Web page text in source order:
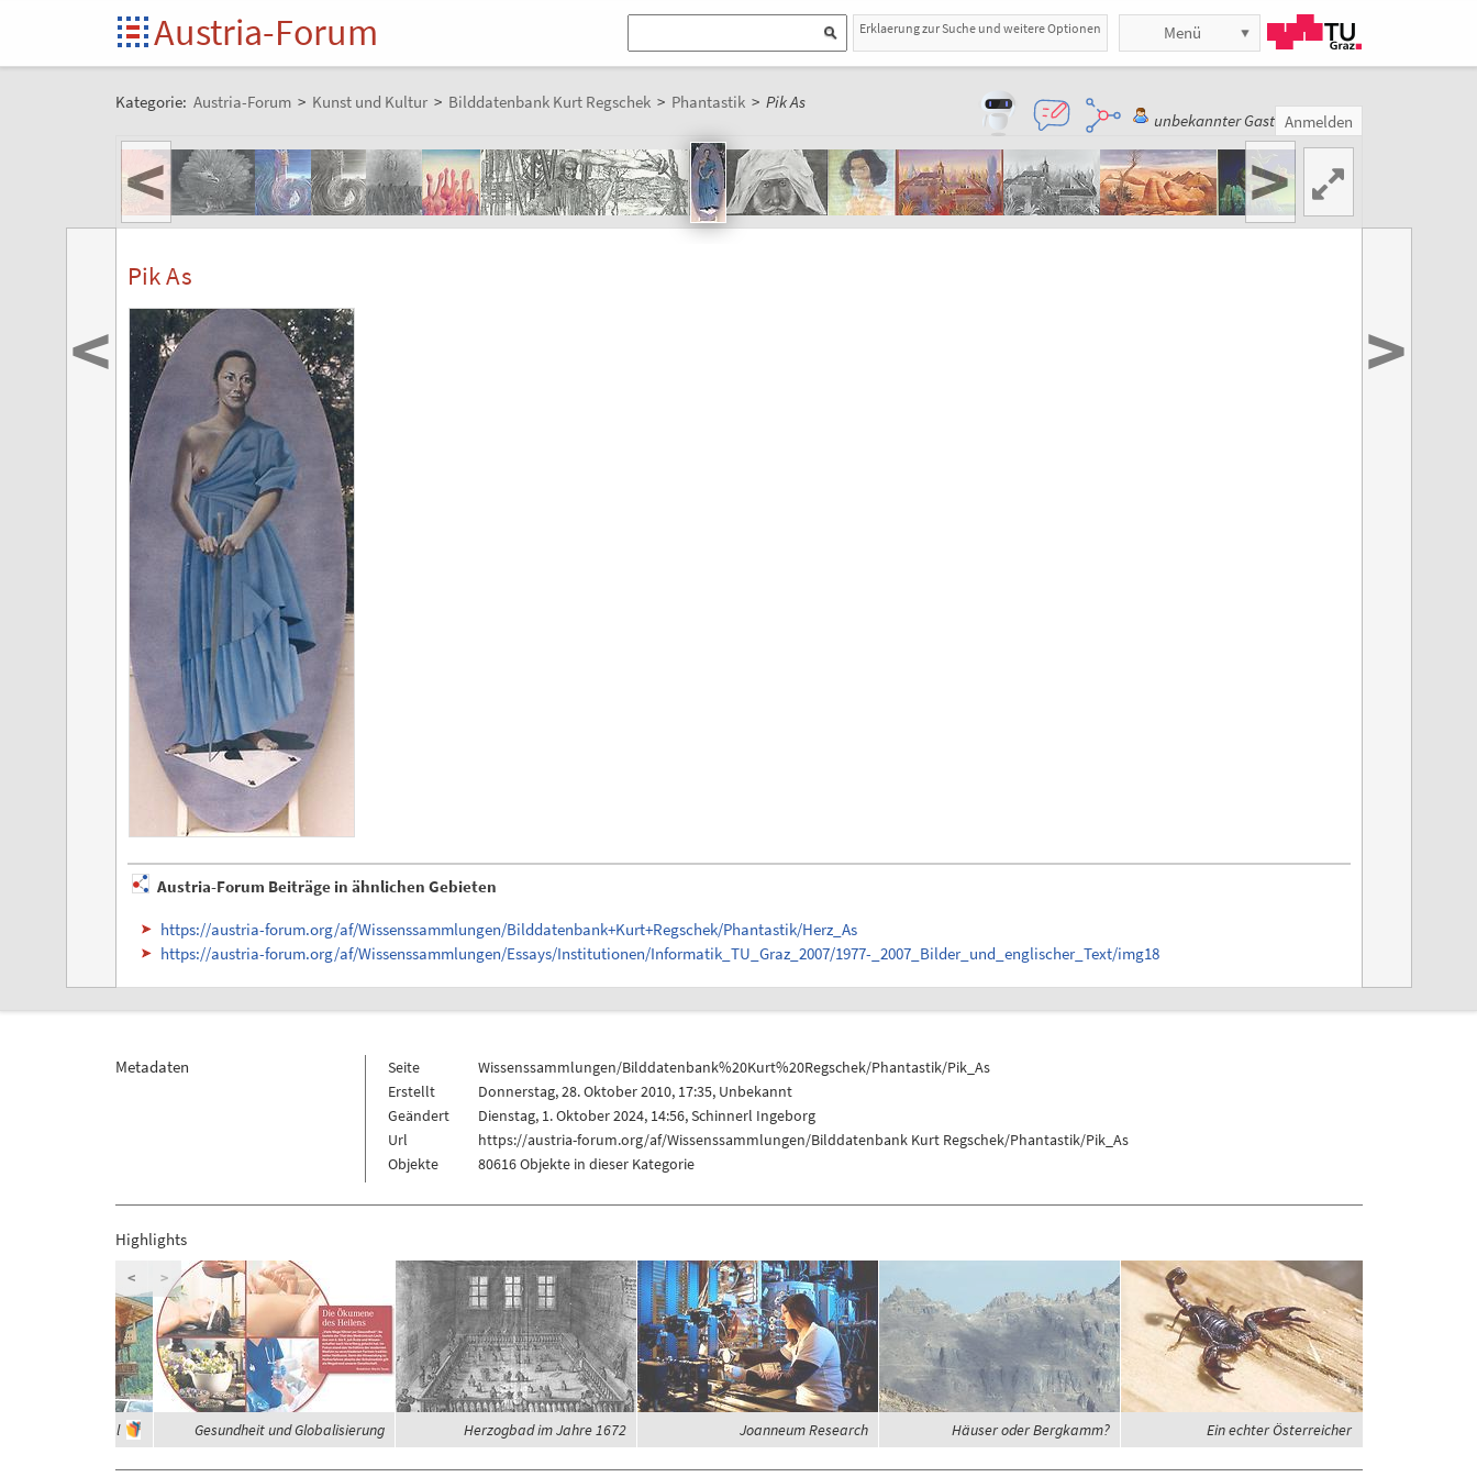
Austria-Forum Erklaerung zur Suche und weitere Optionen Menü
Kategorie: Austria-Forum > Kunst und Kultur > Bilddatenbank Kurt Regschek > Phantastik > Pik As
unbekannter Gast Anmelden
< >
Pik As
Austria-Forum Beiträge in ähnlichen Gebieten
https://austria-forum.org/af/Wissenssammlungen/Bilddatenbank+Kurt+Regschek/Phantastik/Herz_As
https://austria-forum.org/af/Wissenssammlungen/Essays/Institutionen/Informatik_TU_Graz_2007/1977-_2007_Bilder_und_englischer_Text/img18
< >
Metadaten Seite
Wissenssammlungen/Bilddatenbank%20Kurt%20Regschek/Phantastik/Pik_As
Erstellt
Donnerstag, 28. Oktober 2010, 17:35, Unbekannt
Geändert
Dienstag, 1. Oktober 2024, 14:56,Schinnerl Ingeborg
Url
https://austria-forum.org/af/Wissenssammlungen/Bilddatenbank Kurt Regschek/Phantastik/Pik_As
Objekte
80616 Objekte in dieser Kategorie
Highlights
im Zillertal Gesundheit und Globalisierung Herzogbad im Jahre 1672 Joanneum Research Häuser oder Bergkamm? Ein echter Österreicher
< >